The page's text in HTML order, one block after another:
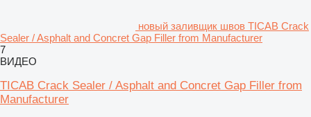
новый заливщик швов TICAB Crack
Sealer / Asphalt and Concret Gap Filler from Manufacturer
7
ВИДЕО
TICAB Crack Sealer / Asphalt and Concret Gap Filler from
Manufacturer